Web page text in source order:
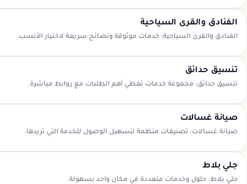
الفنادق والقرى السياحية
الفنادق والقرى السياحية: خدمات موثوقة ونصائح سريعة لاختيار الأنسب.
تنسيق حدائق
تنسيق حدائق: مجموعة خدمات تغطي أهم الطلبات مع روابط مباشرة.
صيانة غسالات
صيانة غسالات: تصنيفات منظمة لتسهيل الوصول للخدمة التي تريدها.
جلي بلاط
جلي بلاط: حلول وخدمات متعددة في مكان واحد بسهولة.